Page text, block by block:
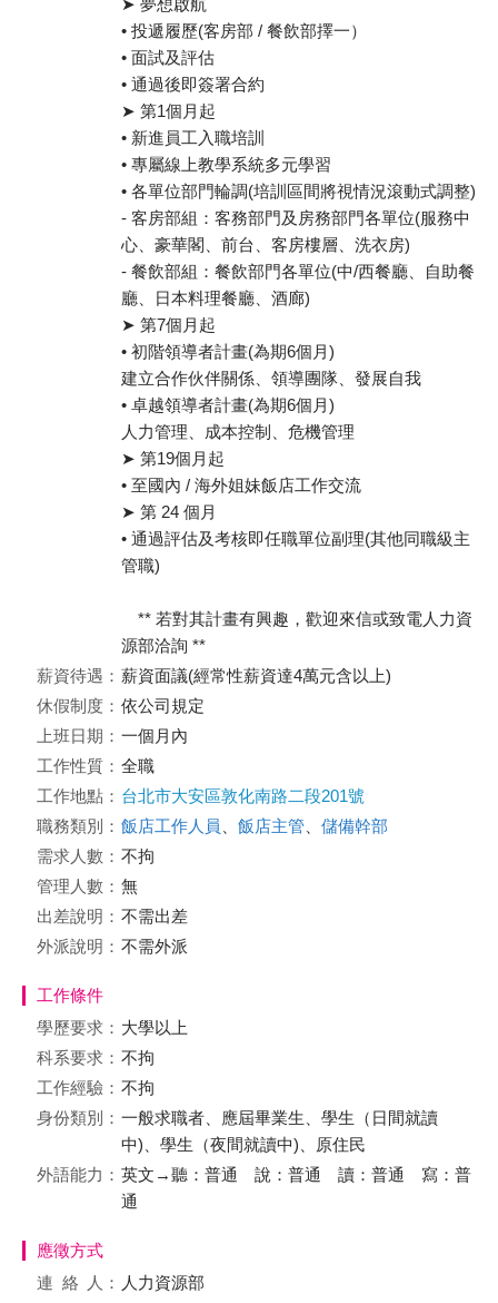
➤ 夢想啟航
• 投遞履歷(客房部 / 餐飲部擇一）
• 面試及評估
• 通過後即簽署合約
➤ 第1個月起
• 新進員工入職培訓
• 專屬線上教學系統多元學習
• 各單位部門輪調(培訓區間將視情況滾動式調整)
- 客房部組：客務部門及房務部門各單位(服務中
心、豪華閣、前台、客房樓層、洗衣房)
- 餐飲部組：餐飲部門各單位(中/西餐廳、自助餐
廳、日本料理餐廳、酒廊)
➤ 第7個月起
• 初階領導者計畫(為期6個月)
建立合作伙伴關係、領導團隊、發展自我
• 卓越領導者計畫(為期6個月)
人力管理、成本控制、危機管理
➤ 第19個月起
• 至國內 / 海外姐妹飯店工作交流
➤ 第 24 個月
• 通過評估及考核即任職單位副理(其他同職級主
管職)
** 若對其計畫有興趣，歡迎來信或致電人力資
源部洽詢 **
薪資待遇： 薪資面議(經常性薪資達4萬元含以上)
休假制度： 依公司規定
上班日期： 一個月內
工作性質： 全職
工作地點： 台北市大安區敦化南路二段201號
職務類別： 飯店工作人員 飯店主管
儲備幹部
需求人數： 不拘
管理人數： 無
出差說明： 不需出差
外派說明： 不需外派
工作條件
學歷要求： 大學以上
科系要求： 不拘
工作經驗： 不拘
身份類別： 一般求職者、應屆畢業生、學生（日間就讀
中)、學生（夜間就讀中)、原住民
外語能力： 英文→聽：普通 說：普通 讀：普通 寫：普
通
應徵方式
連絡
人： 人力資源部